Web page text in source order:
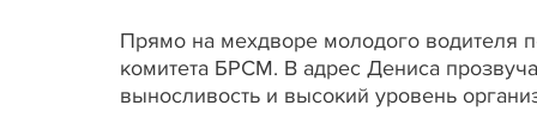
Прямо на мехдворе молодого водителя
комитета БРСМ. В адрес Дениса
выносливость и высокий уровень